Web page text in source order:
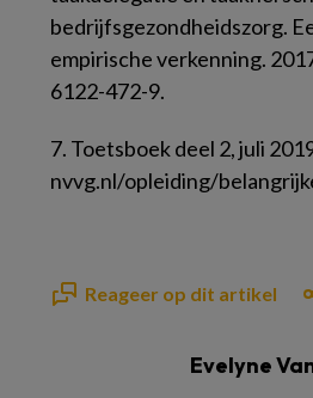
bedrijfsgezondheidszorg.
empirische verkenning.
6122-472-9.
7. Toetsboek deel 2, juli
nvvg.nl/opleiding/
Reageer op dit artikel
Evelyne